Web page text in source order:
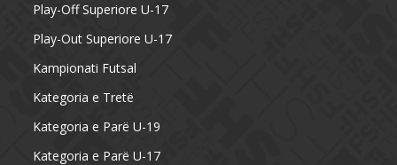
Play-Off Superiore U-17
Play-Out Superiore U-17
Kampionati Futsal
Kategoria e Tretë
Kategoria e Parë U-19
Kategoria e Parë U-17